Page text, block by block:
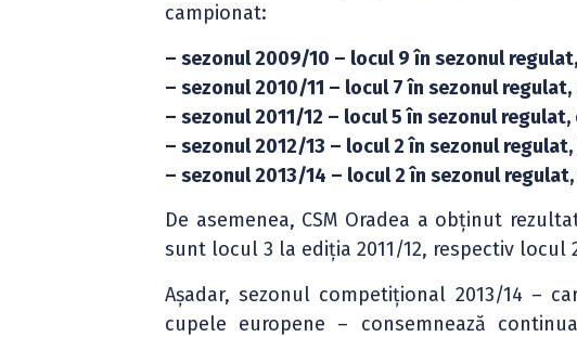
campionat:
– sezonul 2009/10 – locul 9 în sezonul
– sezonul 2010/11 – locul 7 în sezonul
– sezonul 2011/12 – locul 5 în sezonul
– sezonul 2012/13 – locul 2 în sezonul
– sezonul 2013/14 – locul 2 în sezonul
De asemenea, CSM Oradea a obținut
sunt locul 3 la ediția 2011/12, respectiv locul
Așadar, sezonul competițional 2013/14 –
cupele europene – consemnează